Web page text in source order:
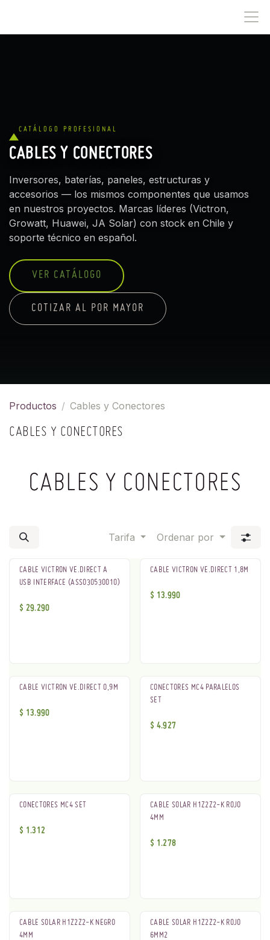
CATÁLOGO PROFESIONAL
CABLES Y CONECTORES
Inversores, baterías, paneles, estructuras y
accesorios — los mismos componentes que usamos
en nuestros proyectos. Marcas líderes (Victron,
Growatt, Huawei, JA Solar) con stock en Chile y
soporte técnico en español.
VER CATÁLOGO
COTIZAR AL POR MAYOR
Productos Cables y Conectores
CABLES Y CONECTORES
CABLES Y CONECTORES
Tarifa Ordenar por
CABLE VICTRON VE.DIRECT A
USB INTERFACE (ASS030530010)
$ 29.290
CABLE VICTRON VE.DIRECT 1,8M
$ 13.990
CABLE VICTRON VE.DIRECT 0,9M
$ 13.990
CONECTORES MC4 PARALELOS
SET
$ 4.927
CONECTORES MC4 SET
$ 1.312
CABLE SOLAR H1Z2Z2-K ROJO
4MM
$ 1.278
CABLE SOLAR H1Z2Z2-K NEGRO
4MM
CABLE SOLAR H1Z2Z2-K ROJO
6MM2